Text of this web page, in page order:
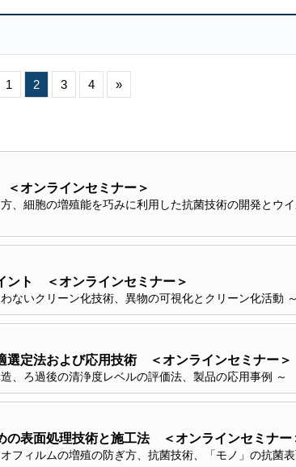
1 2 3 4 »
オンラインセミナー＞
、細胞の増殖能を巧みに利用した抗菌技術の開発とウ
ント ＜オンラインセミナー＞
ないクリーン化技術、異物の可視化とクリーン化活動 ～
選定法および応用技術 ＜オンラインセミナー＞
、ろ過後の清浄度レベルの評価法、製品の応用事例 ～
の表面処理技術と施工法 ＜オンラインセミナー
フィルムの増殖の防ぎ方、抗菌技術、「モノ」の抗菌表